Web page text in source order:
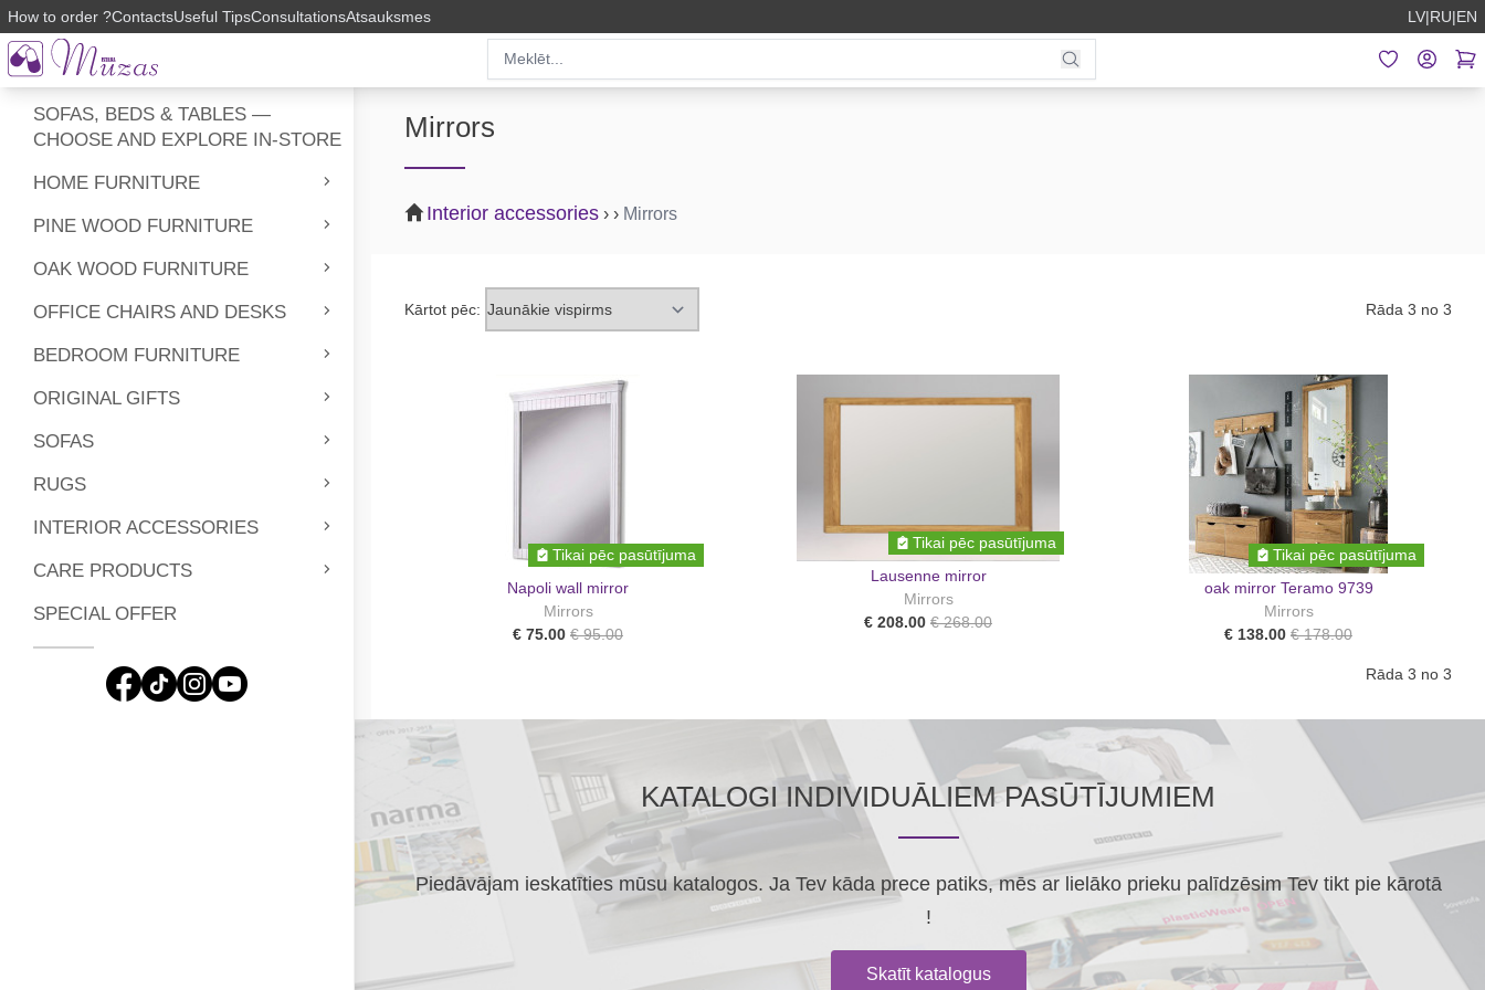
SOFAS, BEDS & TABLES —
CHOOSE AND EXPLORE IN-STORE
HOME FURNITURE
PINE WOOD FURNITURE
OAK WOOD FURNITURE
OFFICE CHAIRS AND DESKS
BEDROOM FURNITURE
ORIGINAL GIFTS
SOFAS
RUGS
INTERIOR ACCESSORIES
CARE PRODUCTS
SPECIAL OFFER
How to order ?ContactsUseful TipsConsultationsAtsauksmes LV|RU|EN
Mirrors
Interior accessories › › Mirrors
Kārtot pēc: Rāda 3 no 3
Tikai pēc pasūtījuma
Napoli wall mirror
Mirrors
€ 75.00 € 95.00
Tikai pēc pasūtījuma
Lausenne mirror
Mirrors
€ 208.00 € 268.00
Tikai pēc pasūtījuma
oak mirror Teramo 9739
Mirrors
€ 138.00 € 178.00
Rāda 3 no 3
KATALOGI INDIVIDUĀLIEM PASŪTĪJUMIEM
Piedāvājam ieskatīties mūsu katalogos. Ja Tev kāda prece patiks, mēs ar lielāko prieku palīdzēsim Tev tikt pie kārotā
!
Skatīt katalogus